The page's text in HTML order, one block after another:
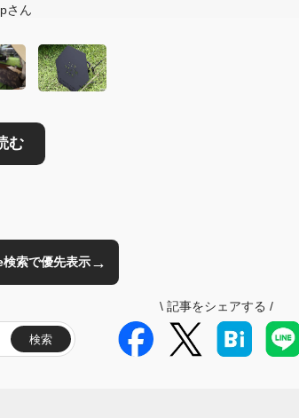
さん
索で優先表示→
検索
\ 記事をシェアする /